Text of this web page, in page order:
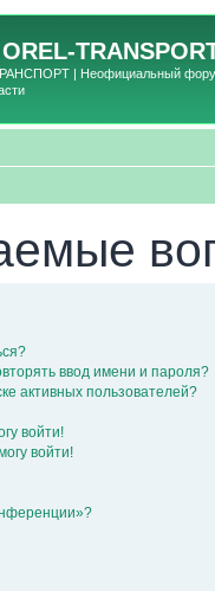
OREL-
| Неофициальный форум
ввод имени и пароля?
активных пользователей?
войти!
войти!